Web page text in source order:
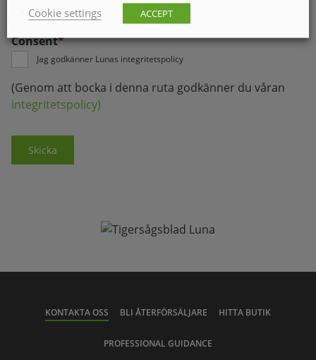
CAPTCHA
Consent*
Jag godkänner Lunas integritetspolicy
(Genom att bocka i denna ruta godkänner du våran
integritetspolicy)
Skicka
KONTAKTA OSS BLI ÅTERFÖRSÄLJARE HITTA BUTIK
PROFESSIONAL GUIDANCE
Cookie settings
ACCEPT